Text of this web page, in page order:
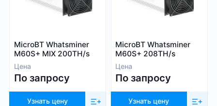
Blake (14r)
Cuckatoo31
Randomx
SHA512256d
Ethash4G
Bitcoin (BTC)
BitcoinCash (BCH)
Dogecoin (DOGE)
Litecoin (LTC)
Kadena (KDA)
MicroBT Whatsminer
M60S+ MIX 200TH/s
Цена
По запросу
Узнать цену
MicroBT Whatsminer
M60S+ 208TH/s
Цена
По запросу
Узнать цену